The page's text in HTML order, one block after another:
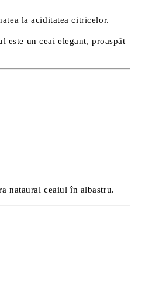
la aciditatea citricelor.
este un ceai elegant, proaspăt
nataural ceaiul în albastru.